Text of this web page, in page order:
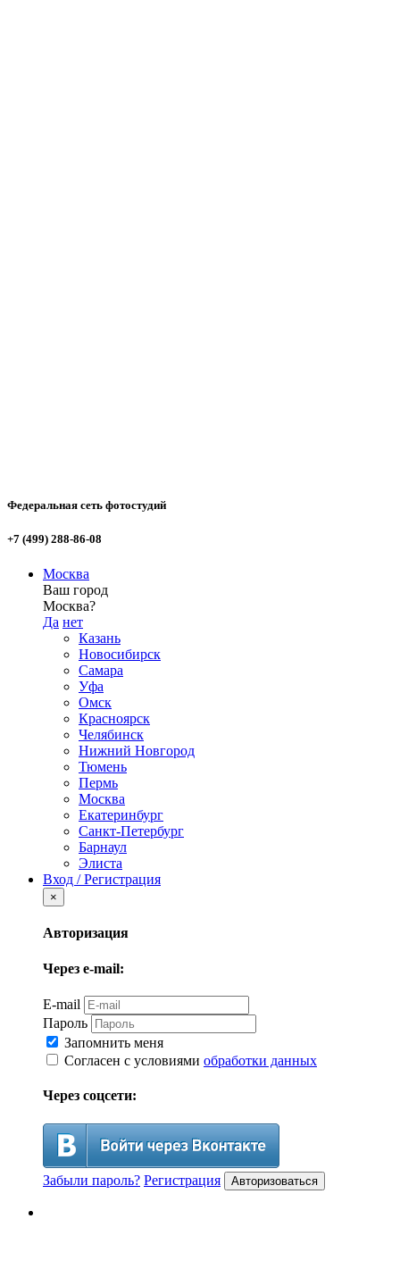
Федеральная сеть фотостудий
+7 (499) 288-86-08
Москва
Ваш город
Москва?
Да нет
Казань
Новосибирск
Самара
Уфа
Омск
Красноярск
Челябинск
Нижний Новгород
Тюмень
Пермь
Москва
Екатеринбург
Санкт-Петербург
Барнаул
Элиста
Вход / Регистрация
×
Авторизация
Через e-mail:
E-mail
Пароль
Запомнить меня
Согласен с условиями обработки данных
Через соцсети:
Забыли пароль? Регистрация Авторизоваться